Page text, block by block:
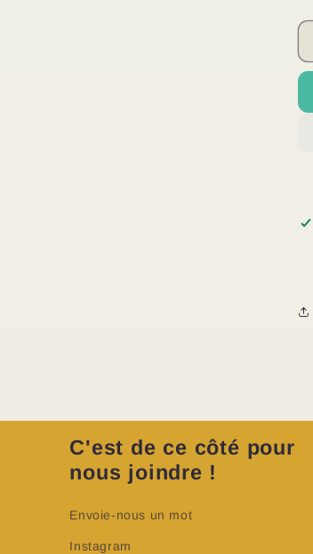
C'est de ce côté pour
nous joindre !
Envoie-nous un mot
Instagram